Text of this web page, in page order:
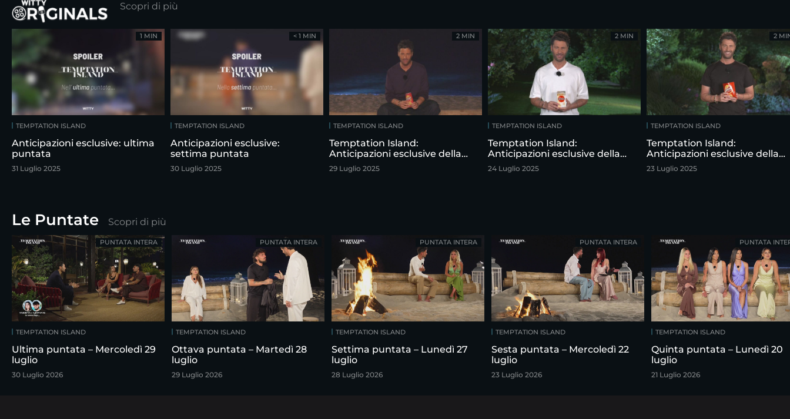
Scopri di più
TEMPTATION ISLAND
Anticipazioni esclusive: ultima
puntata
31 Luglio 2025
1 MIN
TEMPTATION ISLAND
Anticipazioni esclusive:
settima puntata
30 Luglio 2025
< 1 MIN
TEMPTATION ISLAND
Temptation Island:
Anticipazioni esclusive della
sesta puntata
29 Luglio 2025
2 MIN
TEMPTATION ISLAND
Temptation Island:
Anticipazioni esclusive della
quinta puntata
24 Luglio 2025
2 MIN
TEMPTATION ISLAND
Temptation Island:
Anticipazioni esclusive della
quarta puntata
23 Luglio 2025
2
Le Puntate Scopri di più
TEMPTATION ISLAND
Ultima puntata – Mercoledì 29
luglio
30 Luglio 2026
PUNTATA INTERA
TEMPTATION ISLAND
Ottava puntata – Martedì 28
luglio
29 Luglio 2026
PUNTATA INTERA
TEMPTATION ISLAND
Settima puntata – Lunedì 27
luglio
28 Luglio 2026
PUNTATA INTERA
TEMPTATION ISLAND
Sesta puntata – Mercoledì 22
luglio
23 Luglio 2026
PUNTATA INTERA
TEMPTATION ISLAND
Quinta puntata – Lunedì 20
luglio
21 Luglio 2026
PUNTATA